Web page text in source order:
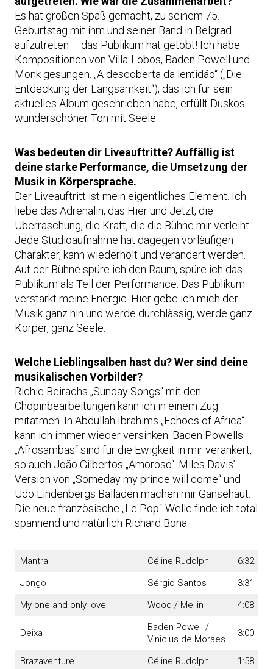
Es hat großen Spaß gemacht, zu seinem 75.
Geburtstag mit ihm und seiner Band in Belgrad
aufzutreten – das Publikum hat getobt! Ich habe
Kompositionen von Villa-Lobos, Baden Powell und
Monk gesungen. „A descoberta da lentidão“ („Die
Entdeckung der Langsamkeit“), das ich für sein
aktuelles Album geschrieben habe, erfüllt Duskos
wunderschöner Ton mit Seele.
Was bedeuten dir Liveauftritte? Auffällig ist
deine starke Performance, die Umsetzung der
Musik in Körpersprache.
Der Liveauftritt ist mein eigentliches Element. Ich
liebe das Adrenalin, das Hier und Jetzt, die
Überraschung, die Kraft, die die Bühne mir verleiht.
Jede Studioaufnahme hat dagegen vorläufigen
Charakter, kann wiederholt und verändert werden.
Auf der Bühne spüre ich den Raum, spüre ich das
Publikum als Teil der Performance. Das Publikum
verstärkt meine Energie. Hier gebe ich mich der
Musik ganz hin und werde durchlässig, werde ganz
Körper, ganz Seele.
Welche Lieblingsalben hast du? Wer sind deine
musikalischen Vorbilder?
Richie Beirachs „Sunday Songs“ mit den
Chopinbearbeitungen kann ich in einem Zug
mitatmen. In Abdullah Ibrahims „Echoes of Africa“
kann ich immer wieder versinken. Baden Powells
„Afrosambas“ sind für die Ewigkeit in mir verankert,
so auch João Gilbertos „Amoroso“. Miles Davis’
Version von „Someday my prince will come“ und
Udo Lindenbergs Balladen machen mir Gänsehaut.
Die neue französische „Le Pop“-Welle finde ich total
spannend und natürlich Richard Bona.
Mantra Céline Rudolph
6:32
Jongo
Sérgio Santos
3:31
My one and only love
Wood / Mellin 4:08
Deixa
Baden Powell /
Vinicius de Moraes
3:00
Brazaventure Céline Rudolph 1:58